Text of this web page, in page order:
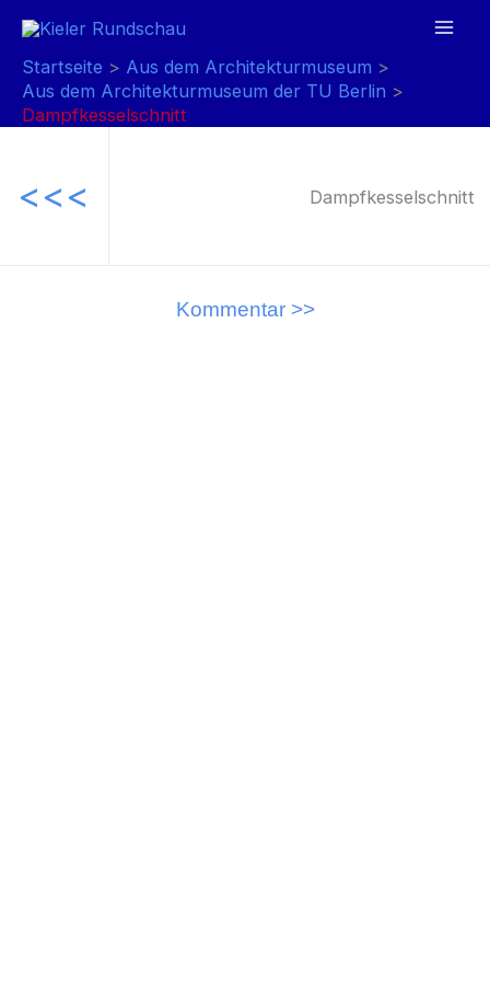
Inhalt
springen
Startseite
Aus dem Architekturmuseum
Aus dem Architekturmuseum der TU Berlin
Dampfkesselschnitt
<<< Dampfkesselschnitt
Kommentar >>